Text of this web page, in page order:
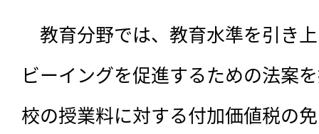
教育分野では、教育水準を引き
ビーイングを促進するための法案
校の授業料に対する付加価値税の